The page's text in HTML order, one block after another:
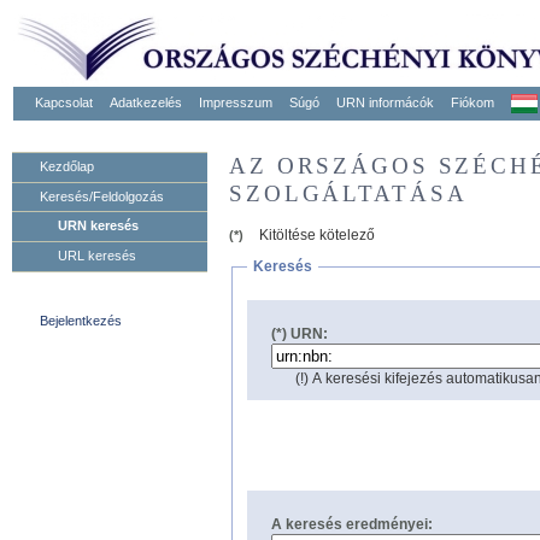
Kapcsolat Adatkezelés Impresszum Súgó URN informácók Fiókom
Kezdőlap
Keresés/Feldolgozás
URN keresés
URL keresés
Bejelentkezés
AZ ORSZÁGOS
SZOLGÁLTATÁSA
(*)
Kitöltése kötelező
Keresés
(*) URN:
(!) A keresési kifejezés
A keresés eredményei: